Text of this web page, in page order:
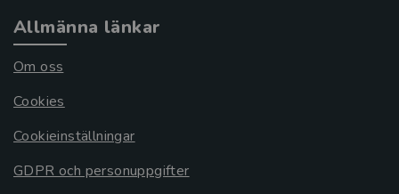
Allmänna länkar
Om oss
Cookies
Cookieinställningar
GDPR och personuppgifter